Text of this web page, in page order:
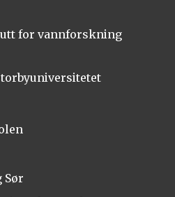
for vannforskning
Sør